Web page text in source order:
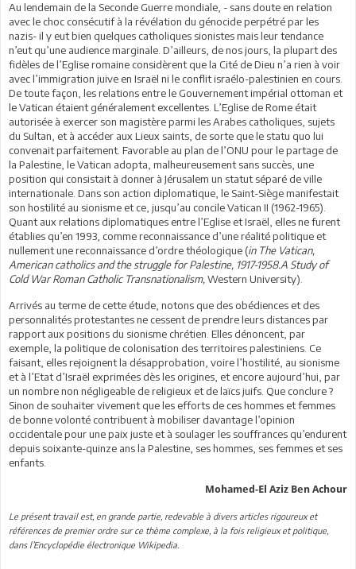
Au lendemain de la Seconde Guerre mondiale, - sans doute en relation
avec le choc consécutif à la révélation du génocide perpétré par les
nazis- il y eut bien quelques catholiques sionistes mais leur tendance
n’eut qu’une audience marginale. D’ailleurs, de nos jours, la plupart des
fidèles de l’Eglise romaine considèrent que la Cité de Dieu n’a rien à voir
avec l’immigration juive en Israël ni le conflit israélo-palestinien en cours.
De toute façon, les relations entre le Gouvernement impérial ottoman et
le Vatican étaient généralement excellentes. L’Eglise de Rome était
autorisée à exercer son magistère parmi les Arabes catholiques, sujets
du Sultan, et à accéder aux Lieux saints, de sorte que le statu quo lui
convenait parfaitement. Favorable au plan de l’ONU pour le partage de
la Palestine, le Vatican adopta, malheureusement sans succès, une
position qui consistait à donner à Jérusalem un statut séparé de ville
internationale. Dans son action diplomatique, le Saint-Siège manifestait
son hostilité au sionisme et ce, jusqu’au concile Vatican II (1962-1965).
Quant aux relations diplomatiques entre l’Eglise et Israël, elles ne furent
établies qu’en 1993, comme reconnaissance d’une réalité politique et
nullement une reconnaissance d’ordre théologique (in The Vatican,
American catholics and the struggle for Palestine, 1917-1958.A Study of
Cold War Roman Catholic Transnationalism,Western University).
Arrivés au terme de cette étude, notons que des obédiences et des
personnalités protestantes ne cessent de prendre leurs distances par
rapport aux positions du sionisme chrétien. Elles dénoncent, par
exemple, la politique de colonisation des territoires palestiniens. Ce
faisant, elles rejoignent la désapprobation, voire l’hostilité, au sionisme
et à l’Etat d’Israël exprimées dès les origines, et encore aujourd’hui, par
un nombre non négligeable de religieux et de laïcs juifs. Que conclure ?
Sinon de souhaiter vivement que les efforts de ces hommes et femmes
de bonne volonté contribuent à mobiliser davantage l’opinion
occidentale pour une paix juste et à soulager les souffrances qu’endurent
depuis soixante-quinze ans la Palestine, ses hommes, ses femmes et ses
enfants.
Mohamed-El Aziz Ben Achour
Le présent travail est, en grande partie, redevable à divers articles rigoureux et
références de premier ordre sur ce thème complexe, à la fois religieux et politique,
dans l’Encyclopédie électronique Wikipedia.